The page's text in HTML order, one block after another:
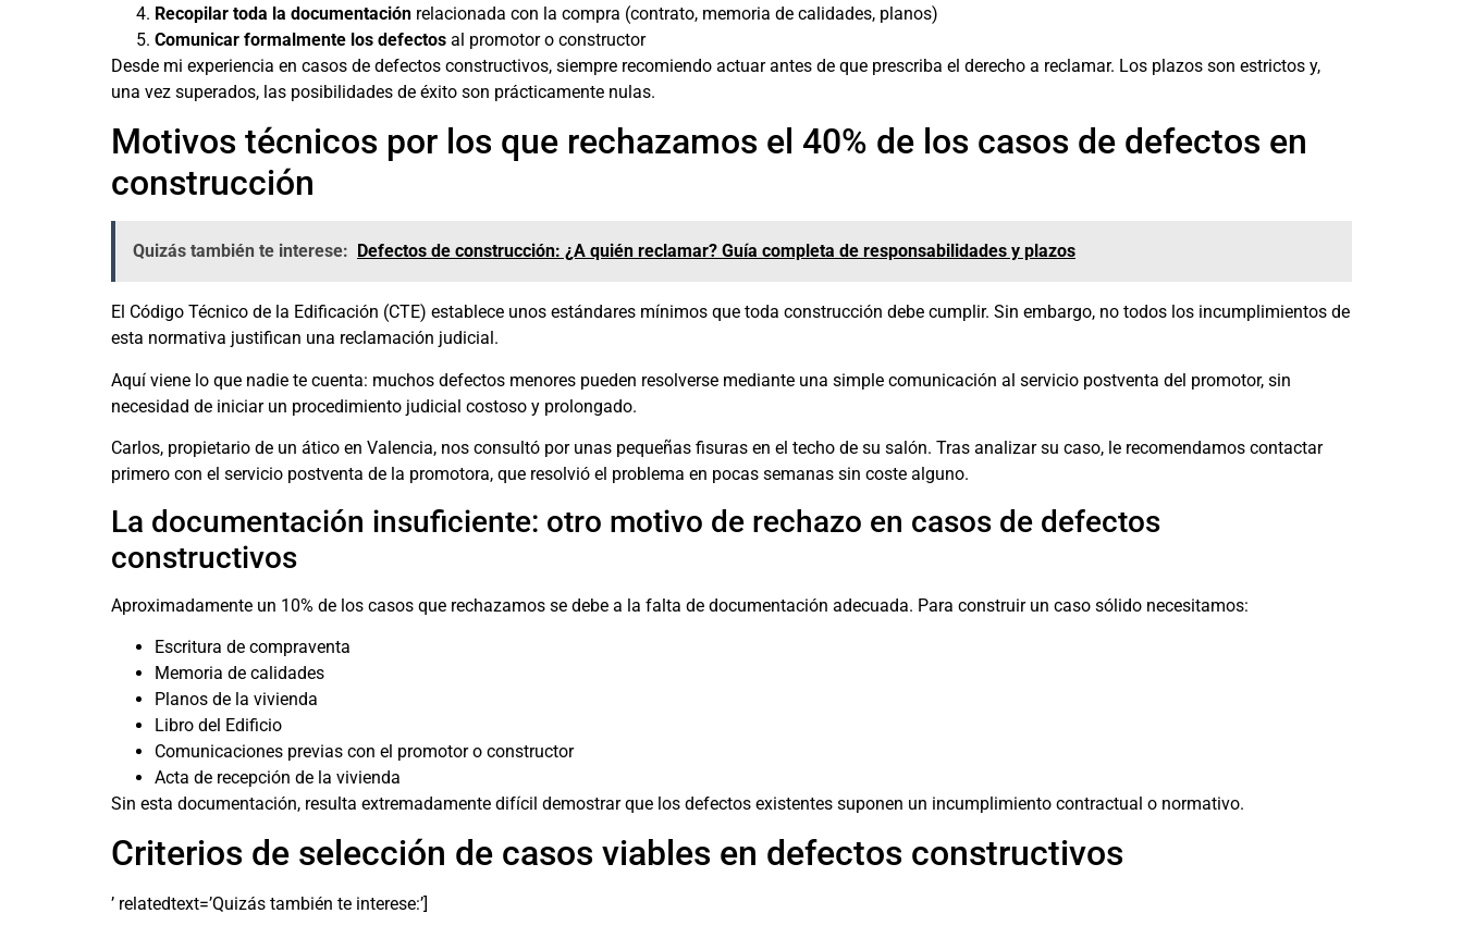
Recopilar toda la documentación relacionada con la compra (contrato, memoria de calidades, planos)
Comunicar formalmente los defectos al promotor o constructor
Desde mi experiencia en casos de defectos constructivos, siempre recomiendo actuar antes de que prescriba el derecho a reclamar. Los plazos son estrictos y,
una vez superados, las posibilidades de éxito son prácticamente nulas.
Motivos técnicos por los que rechazamos el 40% de los casos de defectos en
construcción
Quizás también te interese: Defectos de construcción: ¿A quién reclamar? Guía completa de responsabilidades y plazos
El Código Técnico de la Edificación (CTE) establece unos estándares mínimos que toda construcción debe cumplir. Sin embargo, no todos los incumplimientos de
esta normativa justifican una reclamación judicial.
Aquí viene lo que nadie te cuenta: muchos defectos menores pueden resolverse mediante una simple comunicación al servicio postventa del promotor, sin
necesidad de iniciar un procedimiento judicial costoso y prolongado.
Carlos, propietario de un ático en Valencia, nos consultó por unas pequeñas fisuras en el techo de su salón. Tras analizar su caso, le recomendamos contactar
primero con el servicio postventa de la promotora, que resolvió el problema en pocas semanas sin coste alguno.
La documentación insuficiente: otro motivo de rechazo en casos de defectos
constructivos
Aproximadamente un 10% de los casos que rechazamos se debe a la falta de documentación adecuada. Para construir un caso sólido necesitamos:
Escritura de compraventa
Memoria de calidades
Planos de la vivienda
Libro del Edificio
Comunicaciones previas con el promotor o constructor
Acta de recepción de la vivienda
Sin esta documentación, resulta extremadamente difícil demostrar que los defectos existentes suponen un incumplimiento contractual o normativo.
Criterios de selección de casos viables en defectos constructivos
’ relatedtext=’Quizás también te interese:’]